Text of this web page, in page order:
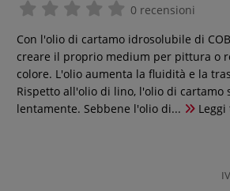
0 recensioni
Con l'olio di cartamo idrosolubile di
creare il proprio medium per pittura o
colore. L'olio aumenta la fluidità e la
Rispetto all'olio di lino, l'olio di cartamo
lentamente. Sebbene l'olio di...